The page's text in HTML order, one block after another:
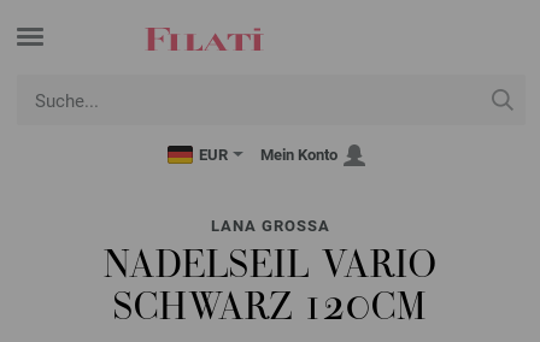
EUR Mein Konto
LANA GROSSA
NADELSEIL VARIO
SCHWARZ 120CM